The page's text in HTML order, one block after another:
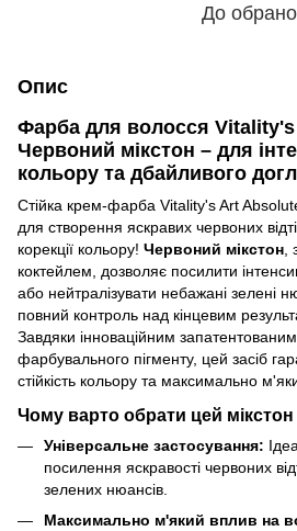
До
Опис
Фарба для волосся
Червоний мікстон – для
кольору та дбайливого
Стійка крем-фарба Vitality's Art
для створення яскравих червоних
корекції кольору! Червоний мікстон
коктейлем, дозволяє посилити
або нейтралізувати небажані зелені
повний контроль над кінцевим
Завдяки інноваційним
фарбувального пігменту, цей засіб
стійкість кольору та максимально
Чому варто обрати цей
Універсальне застосування:
посилення яскравості червоних
зелених нюансів.
Максимально м'який вплив на